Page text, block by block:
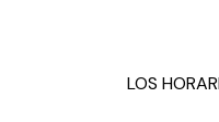
LOS